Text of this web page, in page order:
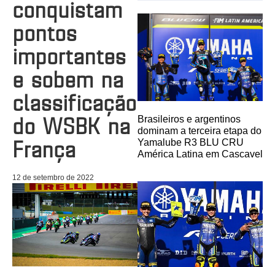
conquistam
pontos
importantes
e sobem na
classificação
do WSBK na
França
12 de setembro de 2022
Brasileiros e argentinos
dominam a terceira etapa do
Yamalube R3 BLU CRU
América Latina em Cascavel